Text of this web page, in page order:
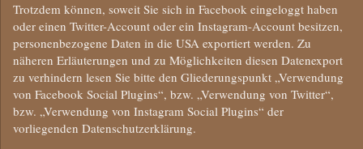
Trotzdem können, soweit Sie sich in Facebook eingeloggt haben
oder einen Twitter-Account oder ein Instagram-Account besitzen,
personenbezogene Daten in die USA exportiert werden. Zu
näheren Erläuterungen und zu Möglichkeiten diesen Datenexport
zu verhindern lesen Sie bitte den Gliederungspunkt „Verwendung
von Facebook Social Plugins“, bzw. „Verwendung von Twitter“,
bzw. „Verwendung von Instagram Social Plugins“ der
vorliegenden Datenschutzerklärung.